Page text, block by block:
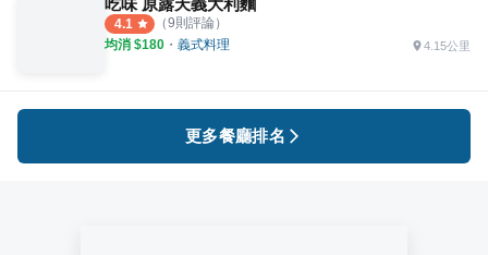
吃味 原露天義大利麵
4.1 （9則評論）
均消 $180 ・ 義式料理 4.15公里
更多餐廳排名